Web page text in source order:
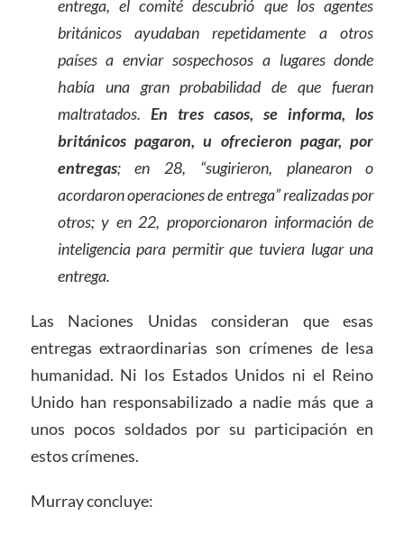
entrega, el comité descubrió que los agentes
británicos ayudaban repetidamente a otros
países a enviar sospechosos a lugares donde
había una gran probabilidad de que fueran
maltratados. En tres casos, se informa, los
británicos pagaron, u ofrecieron pagar, por
entregas; en 28, “sugirieron, planearon o
acordaron operaciones de entrega” realizadas por
otros; y en 22, proporcionaron información de
inteligencia para permitir que tuviera lugar una
entrega.
Las Naciones Unidas consideran que esas
entregas extraordinarias son crímenes de lesa
humanidad. Ni los Estados Unidos ni el Reino
Unido han responsabilizado a nadie más que a
unos pocos soldados por su participación en
estos crímenes.
Murray concluye: